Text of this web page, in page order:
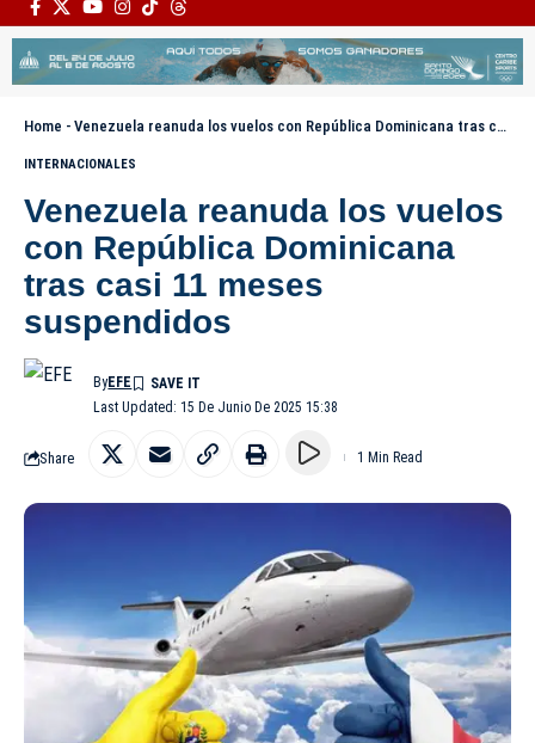
Home - Venezuela reanuda los vuelos con República Dominicana tras casi 11 meses suspendidos
INTERNACIONALES
Venezuela reanuda los vuelos
con República Dominicana
tras casi 11 meses
suspendidos
Last Updated: 15 De Junio De 2025 15:38
ByEFE
Share 1 Min Read